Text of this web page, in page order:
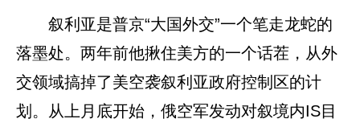
叙利亚是普京“大国外交”一个笔走龙蛇的
落墨处。两年前他揪住美方的一个话茬，从外
交领域搞掉了美空袭叙利亚政府控制区的计
划。从上月底开始，俄空军发动对叙境内IS目